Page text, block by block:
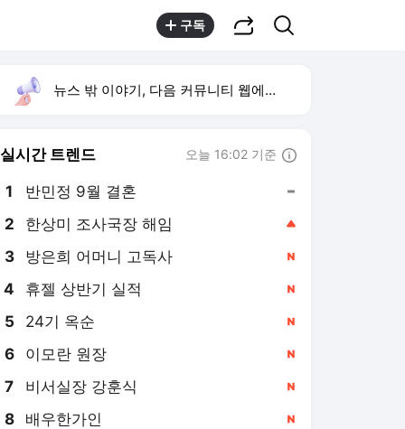
구독
뉴스 밖 이야기, 다음 커뮤니티 웹에서 보기
실시간 트렌드 오늘 16:02 기준
1 반민정 9월 결혼
2 한상미 조사국장 해임
3 방은희 어머니 고독사
4 휴젤 상반기 실적
5 24기 옥순
6 이모란 원장
7 비서실장 강훈식
8 배우한가인